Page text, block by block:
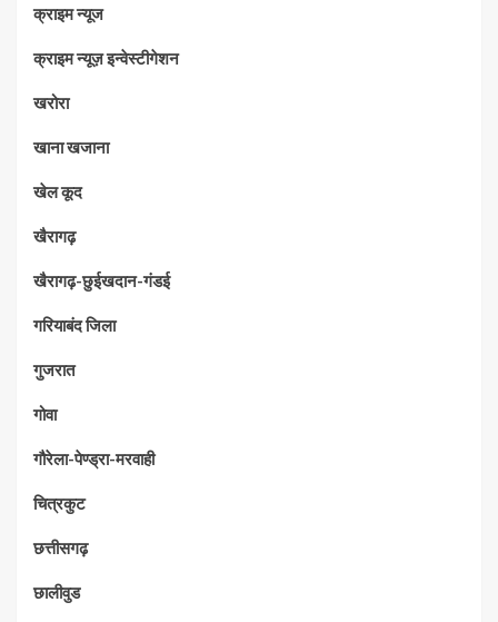
क्राइम न्यूज
क्राइम न्यूज़ इन्वेस्टीगेशन
खरोरा
खाना खजाना
खेल कूद
खैरागढ़
खैरागढ़-छुईखदान-गंडई
गरियाबंद जिला
गुजरात
गोवा
गौरेला-पेण्ड्रा-मरवाही
चित्रकुट
छत्तीसगढ़
छालीवुड